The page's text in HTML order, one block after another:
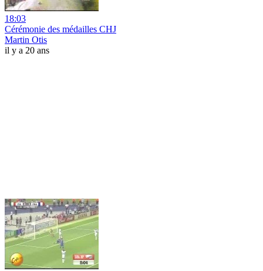
18:03
Cérémonie des médailles CHJ
Martin Otis
il y a 20 ans